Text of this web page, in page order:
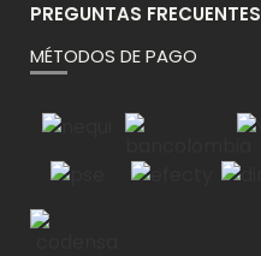
PREGUNTAS FRECUENTES
MÉTODOS DE PAGO